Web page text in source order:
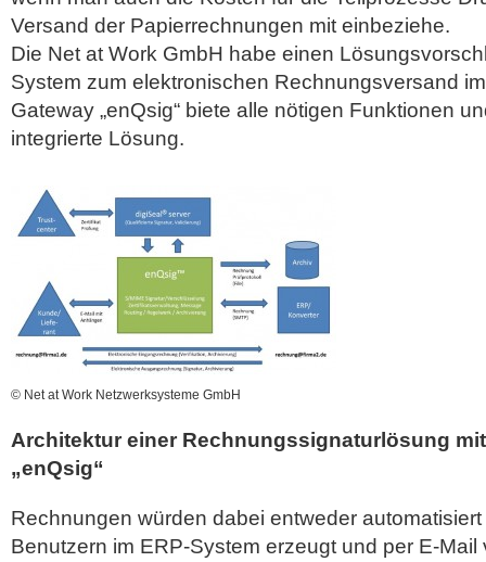
Versand der Papierrechnungen mit einbeziehe.
Die Net at Work GmbH habe einen
System zum elektronischen Rechnungsversand
Gateway „enQsig“ biete alle nötigen Funktionen
integrierte Lösung.
© Net at Work Netzwerksysteme GmbH
Architektur einer Rechnungssignaturlösung
„enQsig“
Rechnungen würden dabei entweder
Benutzern im ERP-System erzeugt und per E-Mail